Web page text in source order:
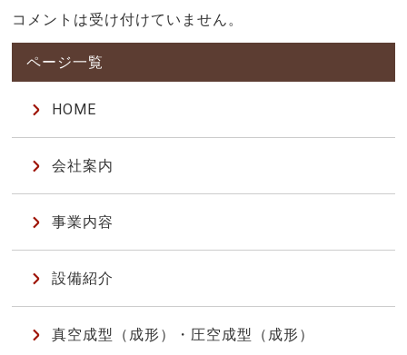
コメントは受け付けていません。
HOME
会社案内
事業内容
設備紹介
真空成型（成形）・圧空成型（成形）